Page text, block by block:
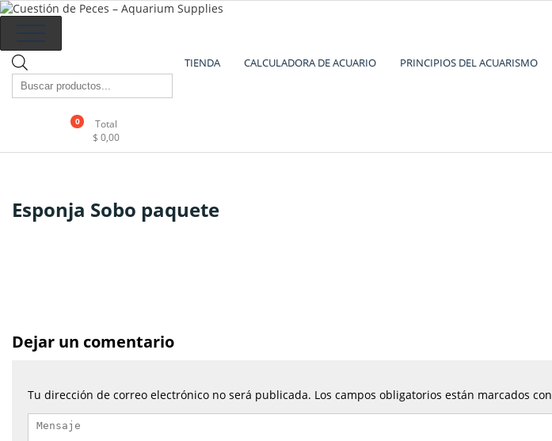
Cuestión de Peces – Aquarium Supplies
Accesorios e Insumos Para Acuarismo
TIENDA CALCULADORA DE ACUARIO PRINCIPIOS DEL ACUARISMO
0
Total
$ 0,00
Esponja Sobo paquete
Dejar un comentario
Tu dirección de correo electrónico no será publicada. Los campos obligatorios están marcados con